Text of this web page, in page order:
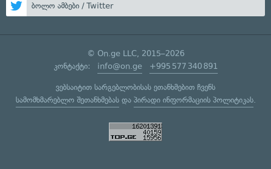
ბოლო ამბები / Twitter
© On.ge LLC, 2015–2026
კონტაქტი: info@on.ge +995 577 340 891
ვებსაიტით სარგებლობისას ეთანხმებით ჩვენს
სამომხმარებლო შეთანხმებასდა პირადი ინფორმაციის პოლიტიკას.